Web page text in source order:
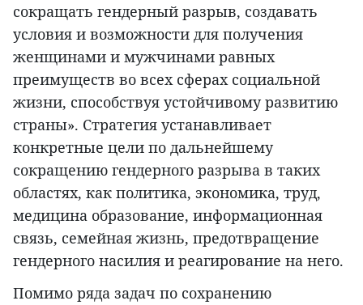
сокращать гендерный разрыв, создавать
условия и возможности для получения
женщинами и мужчинами равных
преимуществ во всех сферах социальной
жизни, способствуя устойчивому развитию
страны». Стратегия устанавливает
конкретные цели по дальнейшему
сокращению гендерного разрыва в таких
областях, как политика, экономика, труд,
медицина образование, информационная
связь, семейная жизнь, предотвращение
гендерного насилия и реагирование на него.
Помимо ряда задач по сохранению